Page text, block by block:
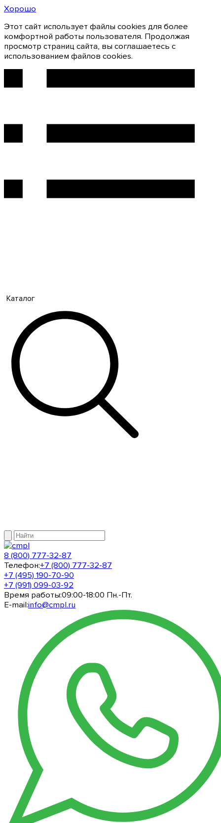
Хорошо
Этот сайт использует файлы cookies для более
комфортной работы пользователя. Продолжая
просмотр страниц сайта, вы соглашаетесь с
использованием файлов cookies.
Каталог
8 (800) 777-32-87
Телефон:+7 (800) 777-32-87
+7 (495) 190-70-90
+7 (991) 099-03-92
Время работы:09:00-18:00 Пн.-Пт.
E-mail:info@cmpl.ru